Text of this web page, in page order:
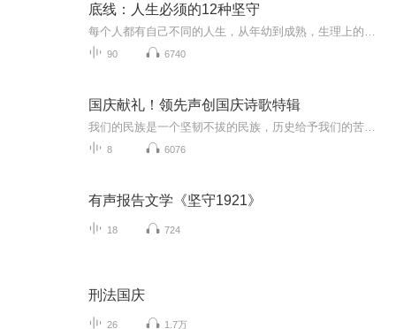
底线：人生必须的12种坚守
90 6740
国庆献礼！领先声创国庆诗歌特辑
8 6076
有声报告文学《坚守1921》
18 724
刑法国庆
26 1.7万